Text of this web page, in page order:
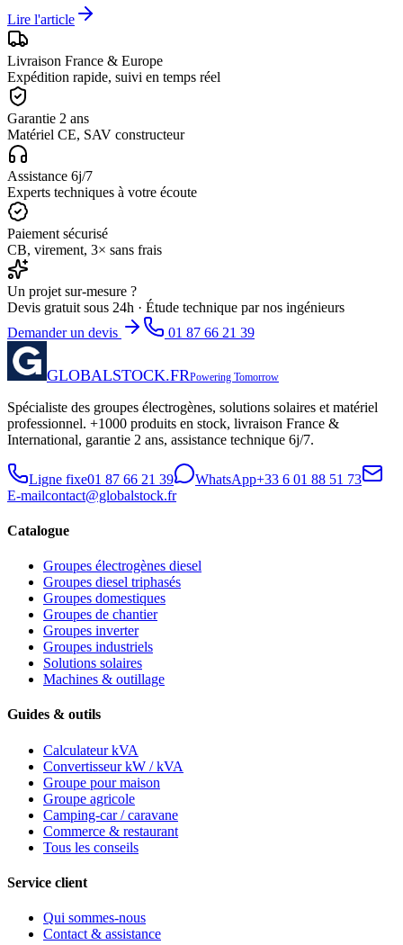
Lire l'article
Livraison France & Europe
Expédition rapide, suivi en temps réel
Garantie 2 ans
Matériel CE, SAV constructeur
Assistance 6j/7
Experts techniques à votre écoute
Paiement sécurisé
CB, virement, 3× sans frais
Un projet sur-mesure ?
Devis gratuit sous 24h · Étude technique par nos ingénieurs
Demander un devis
01 87 66 21 39
GLOBALSTOCK.FRPowering Tomorrow
Spécialiste des groupes électrogènes, solutions solaires et matériel
professionnel. +1000 produits en stock, livraison France &
International, garantie 2 ans, assistance technique 6j/7.
Ligne fixe01 87 66 21 39 WhatsApp+33 6 01 88 51 73
E-mailcontact@globalstock.fr
Catalogue
Groupes électrogènes diesel
Groupes diesel triphasés
Groupes domestiques
Groupes de chantier
Groupes inverter
Groupes industriels
Solutions solaires
Machines & outillage
Guides & outils
Calculateur kVA
Convertisseur kW / kVA
Groupe pour maison
Groupe agricole
Camping-car / caravane
Commerce & restaurant
Tous les conseils
Service client
Qui sommes-nous
Contact & assistance